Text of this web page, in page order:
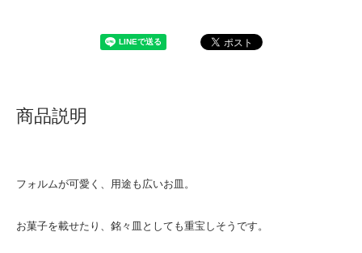
商品説明
フォルムが可愛く、用途も広いお皿。
お菓子を載せたり、銘々皿としても重宝しそうです。